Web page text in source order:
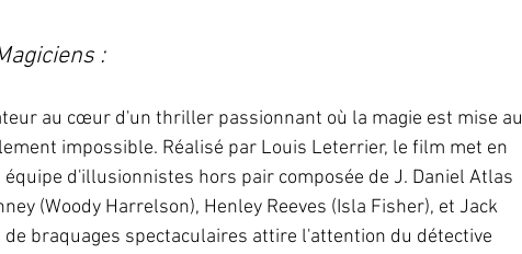
:
au cœur d'un thriller passionnant où la magie est mise au
impossible. Réalisé par Louis Leterrier, le film met en
équipe d'illusionnistes hors pair composée de J. Daniel Atlas
(Woody Harrelson), Henley Reeves (Isla Fisher), et Jack
de braquages spectaculaires attire l'attention du détective